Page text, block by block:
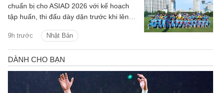
9h trước Nhật Bản
chuẩn bị cho ASIAD 2026 với kế hoạch
tập huấn, thi đấu dày dặn trước khi lên